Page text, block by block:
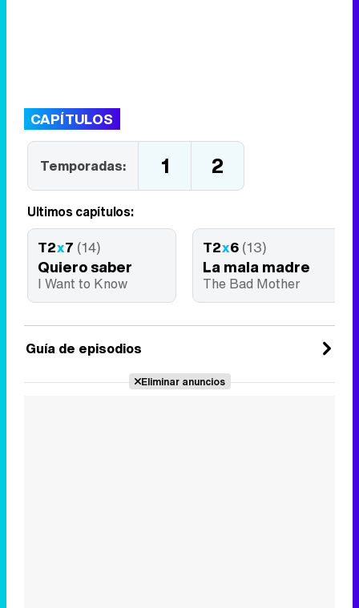
CAPÍTULOS
Temporadas: 1 2
Últimos capítulos:
T2x7 (14)
Quiero saber
I Want to Know
T2x6 (13)
La mala madre
The Bad Mother
Guía de episodios
Eliminar anuncios